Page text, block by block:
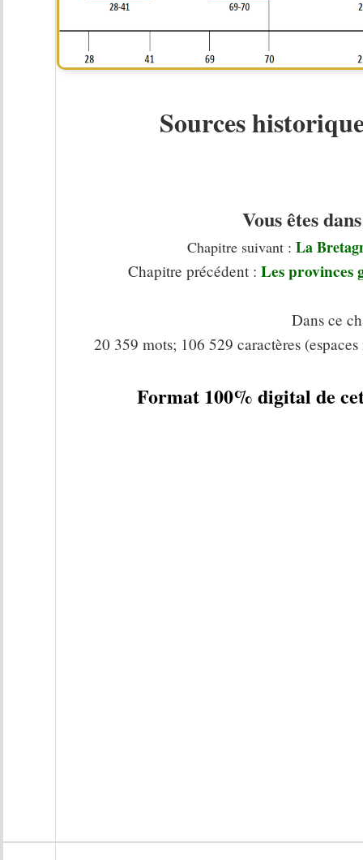
Sources
Vous êtes
Chapitre suivant : La
Chapitre précédent : Les provinces
Dans ce
20 359 mots; 106 529 caractères
Format 100% digital de